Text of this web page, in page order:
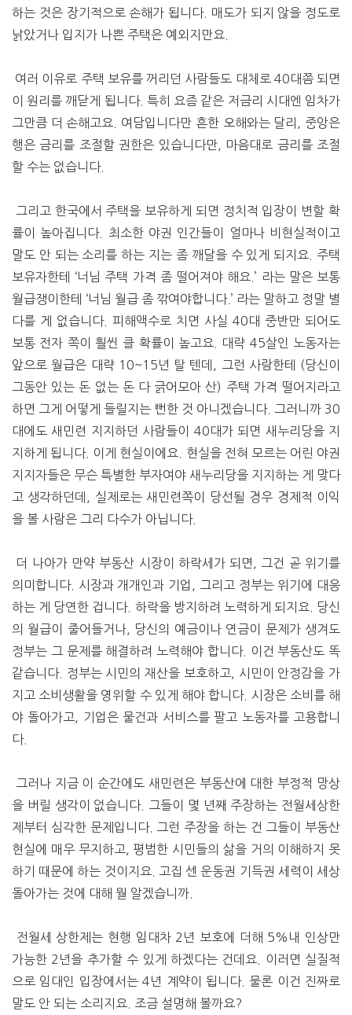
하는 것은 장기적으로 손해가 됩니다. 매도가 되지 않을 정도로
낡았거나 입지가 나쁜 주택은 예외지만요.
여러 이유로 주택 보유를 꺼리던 사람들도 대체로 40대쯤 되면
이 원리를 깨닫게 됩니다. 특히 요즘 같은 저금리 시대엔 임차가
그만큼 더 손해고요. 여담입니다만 흔한 오해와는 달리, 중앙은
행은 금리를 조절할 권한은 있습니다만, 마음대로 금리를 조절
할 수는 없습니다.
그리고 한국에서 주택을 보유하게 되면 정치적 입장이 변할 확
률이 높아집니다. 최소한 야권 인간들이 얼마나 비현실적이고
말도 안 되는 소리를 하는 지는 좀 깨달을 수 있게 되지요. 주택
보유자한테 ‘너님 주택 가격 좀 떨어져야 해요.’ 라는 말은 보통
월급쟁이한테 ‘너님 월급 좀 깎여야합니다.’ 라는 말하고 정말 별
다를 게 없습니다. 피해액수로 치면 사실 40대 중반만 되어도
보통 전자 쪽이 훨씬 클 확률이 높고요. 대략 45살인 노동자는
앞으로 월급은 대략 10~15년 탈 텐데, 그런 사람한테 (당신이
그동안 있는 돈 없는 돈 다 긁어모아 산) 주택 가격 떨어지라고
하면 그게 어떻게 들릴지는 뻔한 것 아니겠습니다. 그러니까 30
대에도 새민련 지지하던 사람들이 40대가 되면 새누리당을 지
지하게 됩니다. 이게 현실이에요. 현실을 전혀 모르는 어린 야권
지지자들은 무슨 특별한 부자여야 새누리당을 지지하는 게 맞다
고 생각하던데, 실제로는 새민련쪽이 당선될 경우 경제적 이익
을 볼 사람은 그리 다수가 아닙니다.
더 나아가 만약 부동산 시장이 하락세가 되면, 그건 곧 위기를
의미합니다. 시장과 개개인과 기업, 그리고 정부는 위기에 대응
하는 게 당연한 겁니다. 하락을 방지하려 노력하게 되지요. 당신
의 월급이 줄어들거나, 당신의 예금이나 연금이 문제가 생겨도
정부는 그 문제를 해결하려 노력해야 합니다. 이건 부동산도 똑
같습니다. 정부는 시민의 재산을 보호하고, 시민이 안정감을 가
지고 소비생활을 영위할 수 있게 해야 합니다. 시장은 소비를 해
야 돌아가고, 기업은 물건과 서비스를 팔고 노동자를 고용합니
다.
그러나 지금 이 순간에도 새민련은 부동산에 대한 부정적 망상
을 버릴 생각이 없습니다. 그들이 몇 년째 주장하는 전월세상한
제부터 심각한 문제입니다. 그런 주장을 하는 건 그들이 부동산
현실에 매우 무지하고, 평범한 시민들의 삶을 거의 이해하지 못
하기 때문에 하는 것이지요. 고집 센 운동권 기득권 세력이 세상
돌아가는 것에 대해 뭘 알겠습니까.
전월세 상한제는 현행 임대차 2년 보호에 더해 5%내 인상만
가능한 2년을 추가할 수 있게 하겠다는 건데요. 이러면 실질적
으로 임대인 입장에서는 4년 계약이 됩니다. 물론 이건 진짜로
말도 안 되는 소리지요. 조금 설명해 볼까요?